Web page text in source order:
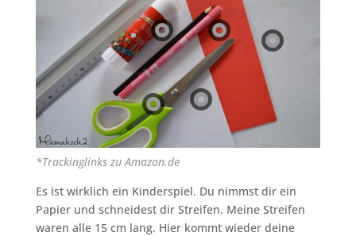
*Trackinglinks zu Amazon.de
Es ist wirklich ein Kinderspiel. Du nimmst dir ein
Papier und schneidest dir Streifen. Meine Streifen
waren alle 15 cm lang. Hier kommt wieder deine